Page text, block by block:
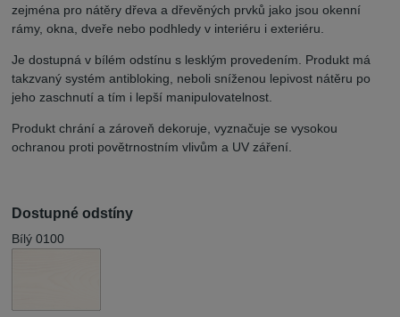
zejména pro nátěry dřeva a dřevěných prvků jako jsou okenní
rámy, okna, dveře nebo podhledy v interiéru i exteriéru.
Je dostupná v bílém odstínu s lesklým provedením. Produkt má
takzvaný systém antibloking, neboli sníženou lepivost nátěru po
jeho zaschnutí a tím i lepší manipulovatelnost.
Produkt chrání a zároveň dekoruje, vyznačuje se vysokou
ochranou proti povětrnostním vlivům a UV záření.
Dostupné odstíny
Bílý 0100